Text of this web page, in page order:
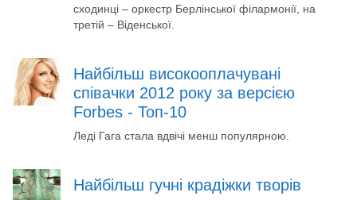
сходинці – оркестр Берлінської філармонії, на
третій – Віденської.
Найбільш високооплачувані
співачки 2012 року за версією
Forbes - Топ-10
Леді Гага стала вдвічі менш популярною.
Найбільш гучні крадіжки творів